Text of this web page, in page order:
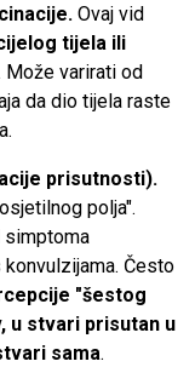
Ovaj vid
tijela ili
Može varirati od
da dio tijela raste
prisutnosti).
polja".
simptoma
Često
"šestog
u stvari prisutan u
sama.